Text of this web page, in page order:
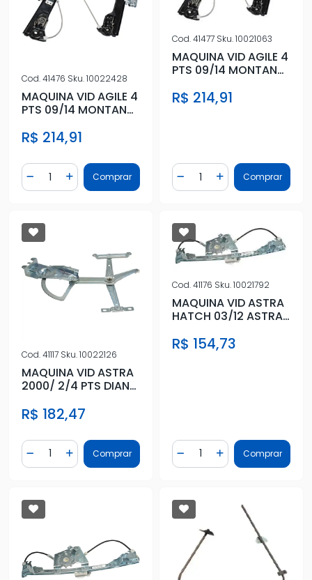
Cod.41476 Sku.10022428
MAQUINA VID AGILE 4
PTS 09/14 MONTANA
R$ 214,91
Diminuir Quantidade
Quantidade
Adicionar Quantidade
Comprar
Cod.41477 Sku.10021063
MAQUINA VID AGILE 4
PTS 09/14 MONTANA
R$ 214,91
Diminuir Quantidade
Quantidade
AdicionarComprar
Cod.41117 Sku.10022126
MAQUINA VID ASTRA
2000/ 2/4 PTS DIANT
S/MOTOR
R$ 182,47
Diminuir Quantidade
Quantidade
Adicionar Quantidade
Comprar
Cod.41176 Sku.10021792
MAQUINA VID ASTRA
HATCH 03/12 ASTRA
DIR EL.
R$ 154,73
Diminuir Quantidade
Quantidade
AdicionarComprar